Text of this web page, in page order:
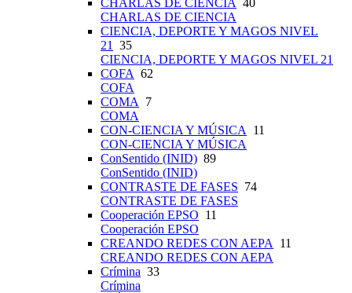
CHARLAS DE CIENCIA 40
CHARLAS DE CIENCIA
CIENCIA, DEPORTE Y MAGOS NIVEL
21 35
CIENCIA, DEPORTE Y MAGOS NIVEL 21
COFA 62
COFA
COMA 7
COMA
CON-CIENCIA Y MÚSICA 11
CON-CIENCIA Y MÚSICA
ConSentido (INID) 89
ConSentido (INID)
CONTRASTE DE FASES 74
CONTRASTE DE FASES
Cooperación EPSO 11
Cooperación EPSO
CREANDO REDES CON AEPA 11
CREANDO REDES CON AEPA
Crímina 33
Crímina